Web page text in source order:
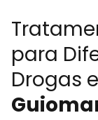
para
Drogas